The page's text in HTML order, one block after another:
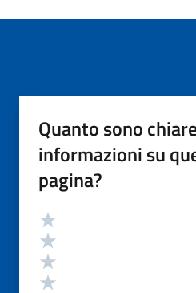
Quanto sono
informazioni su
pagina?
Valutazione